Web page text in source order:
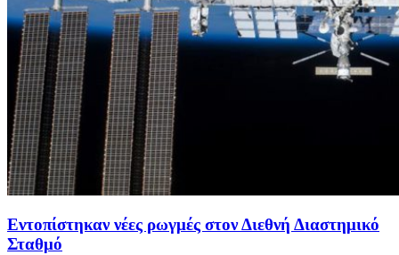
Εντοπίστηκαν νέες ρωγμές στον Διεθνή Διαστημικό
Σταθμό